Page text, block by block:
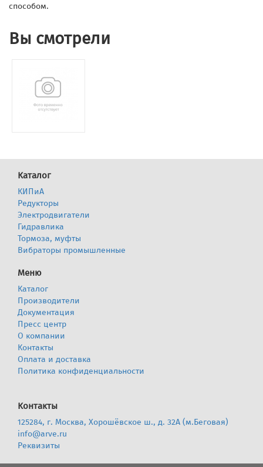
способом.
Вы смотрели
Каталог
КИПиА
Редукторы
Электродвигатели
Гидравлика
Тормоза, муфты
Вибраторы промышленные
Меню
Каталог
Производители
Документация
Пресс центр
О компании
Контакты
Оплата и доставка
Политика конфиденциальности
Контакты
125284, г. Москва, Хорошёвское ш., д. 32А (м.Беговая)
info@arve.ru
Реквизиты